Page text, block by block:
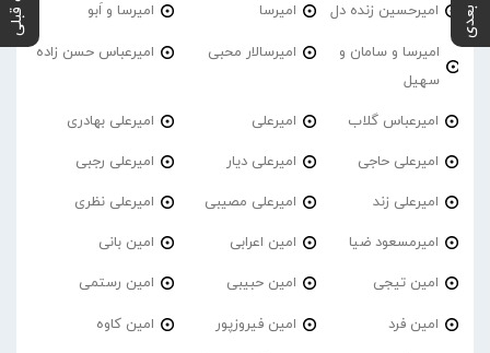
امیرحسین زنده دل امیرسا امیرسا و اَبو
امیرسا و سامان و
سهیل
امیرسالار محبی امیرعباس حسن زاده
امیرعباس گلاب امیرعلی امیرعلی بهادری
امیرعلی حاجی امیرعلی دیار امیرعلی رجبی
امیرعلی زند امیرعلی مصیبی امیرعلی نظری
امیرمسعود ضیا امین اعرابی امین بانی
امین تیجی امین حبیبی امین رستمی
امین فرد امین فیروزپور امین کاوه